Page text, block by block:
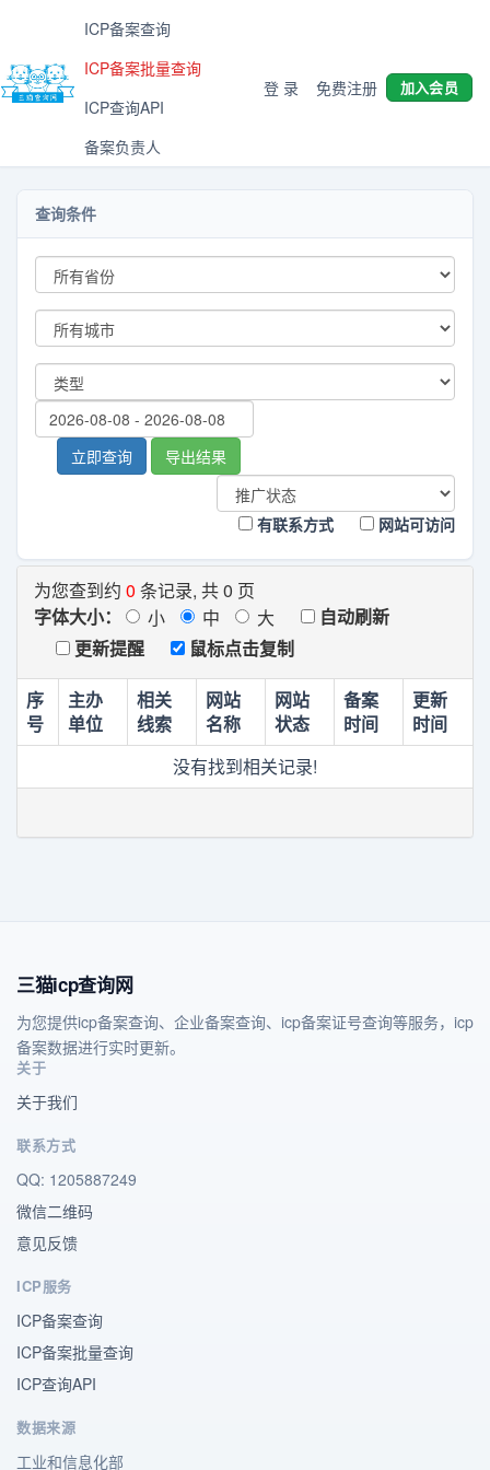
ICP备案查询
ICP备案批量查询
ICP查询API
备案负责人
登 录 免费注册 加入会员
查询条件
立即查询 导出结果
有联系方式 网站可访问
为您查到约 0 条记录, 共 0 页
字体大小：
小 中 大
自动刷新
更新提醒
鼠标点击复制
序
号
主办
单位
相关
线索
网站
名称
网站
状态
备案
时间
更新
时间
没有找到相关记录!
三猫icp查询网
为您提供icp备案查询、企业备案查询、icp备案证号查询等服务，icp
备案数据进行实时更新。
关于
关于我们
联系方式
QQ: 1205887249
微信二维码
意见反馈
ICP服务
ICP备案查询
ICP备案批量查询
ICP查询API
数据来源
工业和信息化部